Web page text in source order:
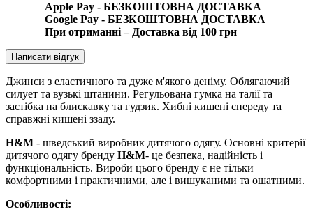
Apple Pay - БЕЗКОШТОВНА ДОСТАВКА
Google Pay - БЕЗКОШТОВНА ДОСТАВКА
При отриманні – Доставка від 100 грн
Написати відгук
Джинси з еластичного та дуже м'якого деніму. Облягаючий
силует та вузькі штанини. Регульована гумка на талії та
застібка на блискавку та гудзик. Хибні кишені спереду та
справжні кишені ззаду.
H&M - шведський виробник дитячого одягу. Основні критерії
дитячого одягу бренду H&M- це безпека, надійність і
функціональність. Вироби цього бренду є не тільки
комфортними і практичними, але і вишуканими та ошатними.
Особливості: